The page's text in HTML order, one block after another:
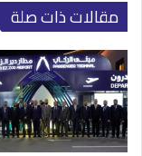
مقالات ذات صلة